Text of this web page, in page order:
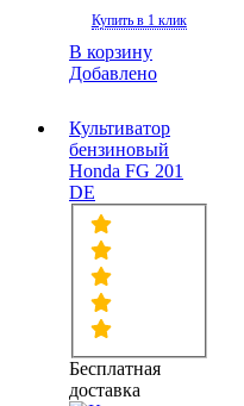
Купить в 1 клик
В корзину
Добавлено
Культиватор
бензиновый
Honda FG 201
DE
Бесплатная
доставка